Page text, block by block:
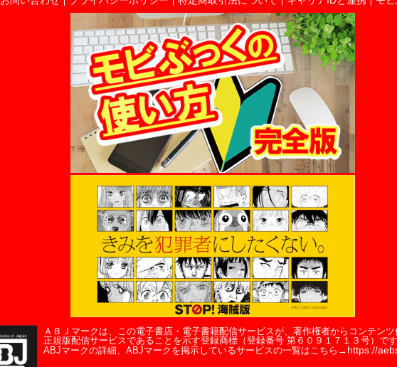
ＡＢＪマークは、この電子書店・電子書籍配信サービスが、著作権者からコンテン
正規版配信サービスであることを示す登録商標（登録番号 第６０９１７１３号）です
ABJマークの詳細、ABJマークを掲示しているサービスの一覧はこちら→ https://